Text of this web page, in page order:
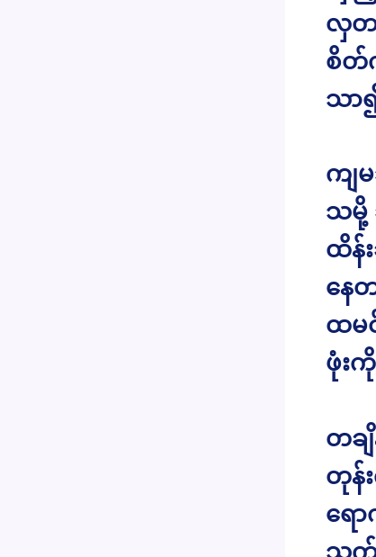
လှတ
စိတ်
သာ
ကျ
သမို့
ထိန်
နေ
ထမ
ဖုံး
တခ
တုန်
ရေ
သက်